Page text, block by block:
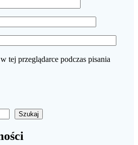
tej przeglądarce podczas pisania
Szukaj